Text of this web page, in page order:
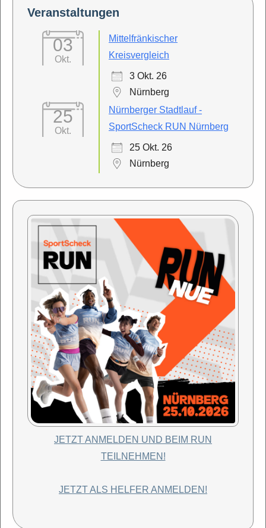
Veranstaltungen
03
Okt.
Mittelfränkischer
Kreisvergleich
3 Okt. 26
Nürnberg
25
Okt.
Nürnberger Stadtlauf -
SportScheck RUN Nürnberg
25 Okt. 26
Nürnberg
JETZT ANMELDEN UND BEIM RUN
TEILNEHMEN!
JETZT ALS HELFER ANMELDEN!